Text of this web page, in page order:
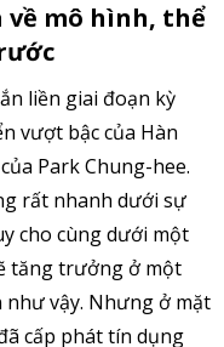
về mô hình, thể
liền giai đoạn kỳ
vượt bậc của Hàn
Park Chung-hee.
rất nhanh dưới sự
cho cùng dưới một
tăng trưởng ở một
vậy. Nhưng ở mặt
cấp phát tín dụng